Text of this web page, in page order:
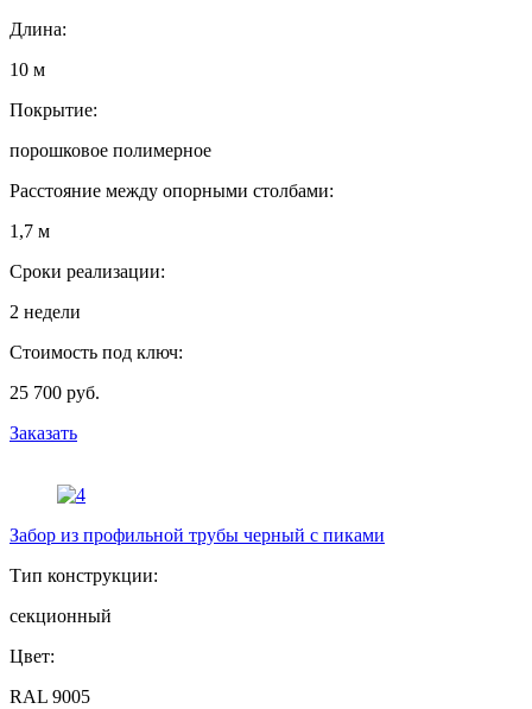
Длина:
10 м
Покрытие:
порошковое полимерное
Расстояние между опорными столбами:
1,7 м
Сроки реализации:
2 недели
Стоимость под ключ:
25 700 руб.
Заказать
Забор из профильной трубы черный с пиками
Тип конструкции:
секционный
Цвет:
RAL 9005